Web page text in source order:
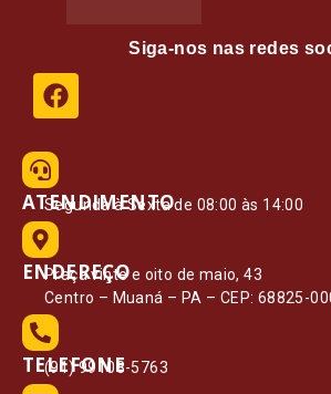
Siga-nos nas redes
ATENDIMENTO
Segunda à Sexta de 08:00 às 14:00
ENDEREÇO
Praça vinte e oito de maio, 43
Centro – Muaná – PA – CEP: 68825-
TELEFONE
(91) 99108-5763